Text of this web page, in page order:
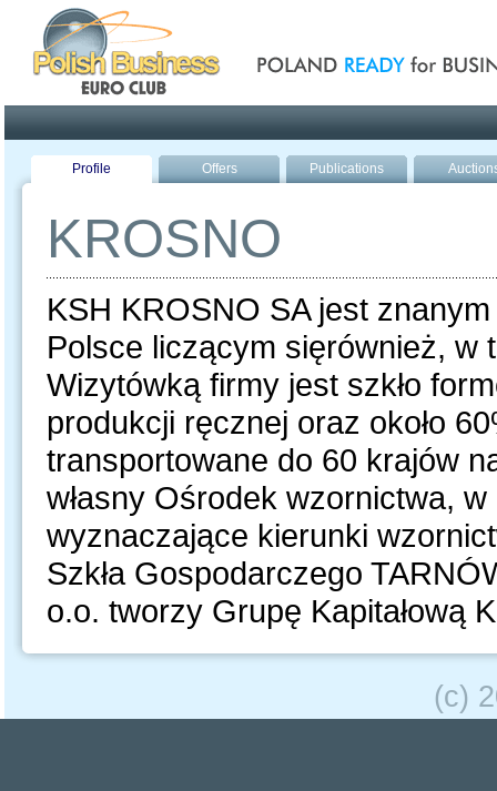
Profile Offers Publications
KROSNO
KSH KROSNO SA jest
Polsce liczącym sięrównież, w
Wizytówką firmy jest szkło
produkcji ręcznej oraz około
transportowane do 60 krajów
własny Ośrodek wzornictwa,
wyznaczające kierunki
Szkła Gospodarczego
o.o. tworzy Grupę Kapitałową
(c)